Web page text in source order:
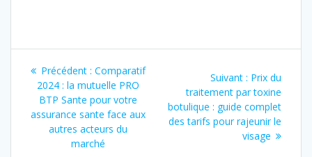
Navigation
de
l’article
Précédent : Article
précédent
:
Comparatif
2024 : la mutuelle PRO
BTP Sante pour votre
assurance sante face aux
autres acteurs du
marché
Suivant : Article
suivant
:
Prix du
traitement par toxine
botulique : guide complet
des tarifs pour rajeunir le
visage